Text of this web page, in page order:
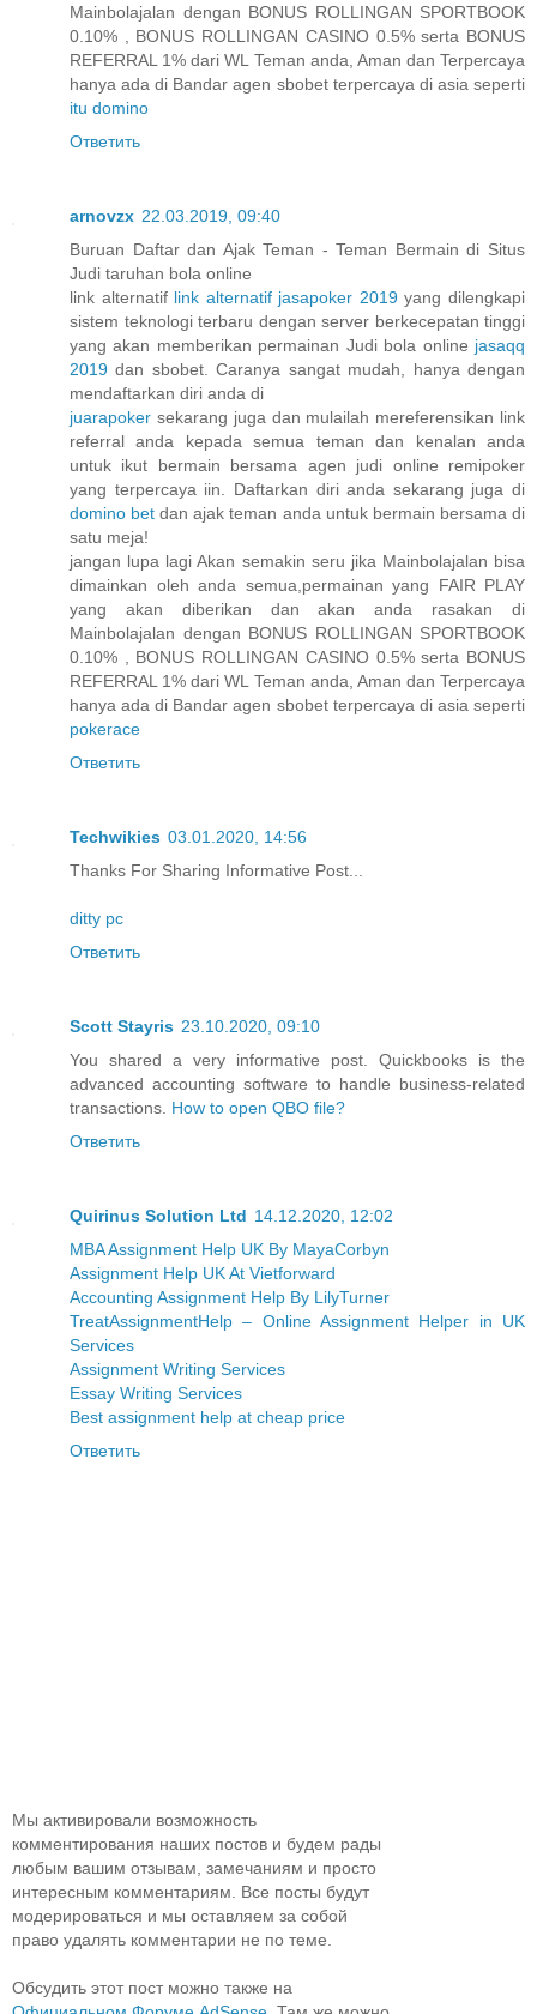
Mainbolajalan dengan BONUS ROLLINGAN SPORTBOOK
0.10% , BONUS ROLLINGAN CASINO 0.5% serta BONUS
REFERRAL 1% dari WL Teman anda, Aman dan Terpercaya
hanya ada di Bandar agen sbobet terpercaya di asia seperti
itu domino
Ответить
arnovzx 22.03.2019, 09:40
Buruan Daftar dan Ajak Teman - Teman Bermain di Situs
Judi taruhan bola online
link alternatif link alternatif jasapoker 2019yang dilengkapi
sistem teknologi terbaru dengan server berkecepatan tinggi
yang akan memberikan permainan Judi bola online jasaqq
2019 dan sbobet. Caranya sangat mudah, hanya dengan
mendaftarkan diri anda di
juarapoker sekarang juga dan mulailah mereferensikan link
referral anda kepada semua teman dan kenalan anda
untuk ikut bermain bersama agen judi online remipoker
yang terpercaya iin. Daftarkan diri anda sekarang juga di
domino bet dan ajak teman anda untuk bermain bersama di
satu meja!
jangan lupa lagi Akan semakin seru jika Mainbolajalan bisa
dimainkan oleh anda semua,permainan yang FAIR PLAY
yang akan diberikan dan akan anda rasakan di
Mainbolajalan dengan BONUS ROLLINGAN SPORTBOOK
0.10% , BONUS ROLLINGAN CASINO 0.5% serta BONUS
REFERRAL 1% dari WL Teman anda, Aman dan Terpercaya
hanya ada di Bandar agen sbobet terpercaya di asia seperti
pokerace
Ответить
Techwikies 03.01.2020, 14:56
Thanks For Sharing Informative Post...
ditty pc
Ответить
Scott Stayris 23.10.2020, 09:10
You shared a very informative post. Quickbooks is the
advanced accounting software to handle business-related
transactions. How to open QBO file?
Ответить
Quirinus Solution Ltd 14.12.2020, 12:02
MBA Assignment Help UK By MayaCorbyn
Assignment Help UK At Vietforward
Accounting Assignment Help By LilyTurner
TreatAssignmentHelp – Online Assignment Helper in UK
Services
Assignment Writing Services
Essay Writing Services
Best assignment help at cheap price
Ответить
Мы активировали возможность
комментирования наших постов и будем рады
любым вашим отзывам, замечаниям и просто
интересным комментариям. Все посты будут
модерироваться и мы оставляем за собой
право удалять комментарии не по теме.
Обсудить этот пост можно также на